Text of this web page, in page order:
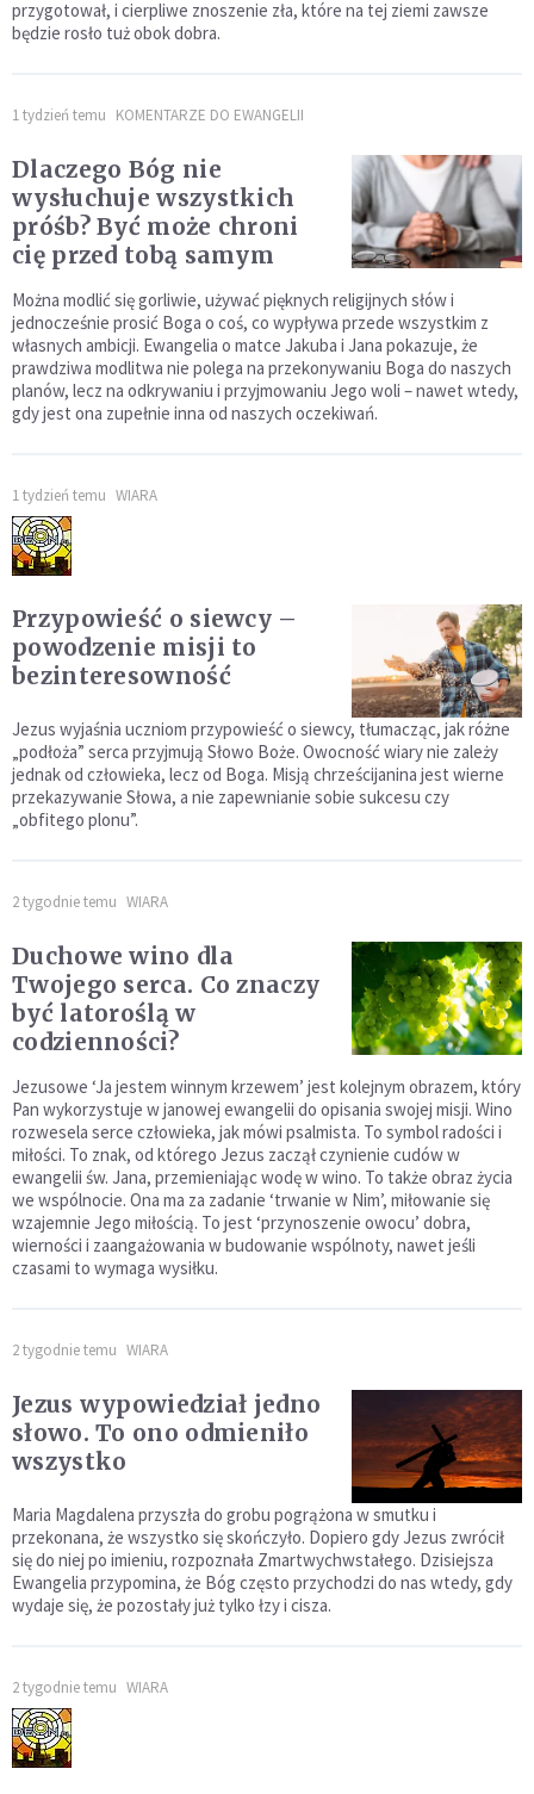
przygotował, i cierpliwe znoszenie zła, które na tej ziemi zawsze
będzie rosło tuż obok dobra.
1 tydzień temu KOMENTARZE DO EWANGELII
Dlaczego Bóg nie
wysłuchuje wszystkich
próśb? Być może chroni
cię przed tobą samym
Można modlić się gorliwie, używać pięknych religijnych słów i
jednocześnie prosić Boga o coś, co wypływa przede wszystkim z
własnych ambicji. Ewangelia o matce Jakuba i Jana pokazuje, że
prawdziwa modlitwa nie polega na przekonywaniu Boga do naszych
planów, lecz na odkrywaniu i przyjmowaniu Jego woli – nawet wtedy,
gdy jest ona zupełnie inna od naszych oczekiwań.
1 tydzień temu WIARA
Przypowieść o siewcy –
powodzenie misji to
bezinteresowność
Jezus wyjaśnia uczniom przypowieść o siewcy, tłumacząc, jak różne
„podłoża” serca przyjmują Słowo Boże. Owocność wiary nie zależy
jednak od człowieka, lecz od Boga. Misją chrześcijanina jest wierne
przekazywanie Słowa, a nie zapewnianie sobie sukcesu czy
„obfitego plonu”.
2 tygodnie temu WIARA
Duchowe wino dla
Twojego serca. Co znaczy
być latoroślą w
codzienności?
Jezusowe ‘Ja jestem winnym krzewem’ jest kolejnym obrazem, który
Pan wykorzystuje w janowej ewangelii do opisania swojej misji. Wino
rozwesela serce człowieka, jak mówi psalmista. To symbol radości i
miłości. To znak, od którego Jezus zaczął czynienie cudów w
ewangelii św. Jana, przemieniając wodę w wino. To także obraz życia
we wspólnocie. Ona ma za zadanie ‘trwanie w Nim’, miłowanie się
wzajemnie Jego miłością. To jest ‘przynoszenie owocu’ dobra,
wierności i zaangażowania w budowanie wspólnoty, nawet jeśli
czasami to wymaga wysiłku.
2 tygodnie temu WIARA
Jezus wypowiedział jedno
słowo. To ono odmieniło
wszystko
Maria Magdalena przyszła do grobu pogrążona w smutku i
przekonana, że wszystko się skończyło. Dopiero gdy Jezus zwrócił
się do niej po imieniu, rozpoznała Zmartwychwstałego. Dzisiejsza
Ewangelia przypomina, że Bóg często przychodzi do nas wtedy, gdy
wydaje się, że pozostały już tylko łzy i cisza.
2 tygodnie temu WIARA